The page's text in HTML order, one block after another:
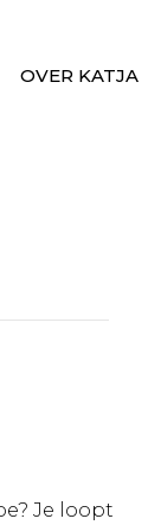
OVER KATJA
Je loopt